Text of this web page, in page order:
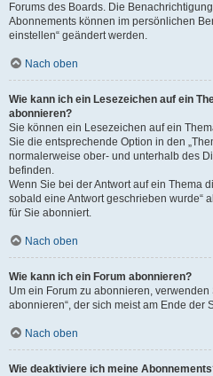
Forums des Boards. Die
Abonnements können im persönlichen
einstellen“ geändert werden.
Nach oben
Wie kann ich ein Lesezeichen auf ein
abonnieren?
Sie können ein Lesezeichen auf ein
Sie die entsprechende Option in den
normalerweise ober- und unterhalb des
befinden.
Wenn Sie bei der Antwort auf ein Thema
sobald eine Antwort geschrieben wurde“
für Sie abonniert.
Nach oben
Wie kann ich ein Forum abonnieren?
Um ein Forum zu abonnieren, verwenden
abonnieren“, der sich meist am Ende der
Nach oben
Wie deaktiviere ich meine